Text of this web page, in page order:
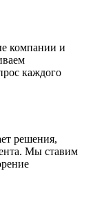
компании и
каждого
решения,
Мы ставим